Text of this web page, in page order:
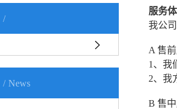
News
服务
我公
A 售
1、我
2、我
B 售